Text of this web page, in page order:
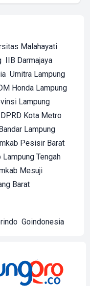
Malahayati
IIB Darmajaya
Umitra Lampung
Honda Lampung
Lampung
DPRD Kota Metro
Lampung
Pesisir Barat
Lampung Tengah
Mesuji
Barat
Goindonesia